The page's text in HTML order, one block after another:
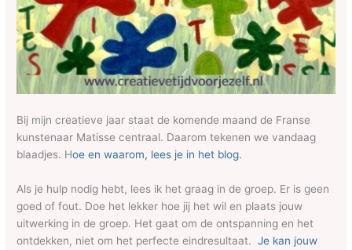
Bij mijn creatieve jaar staat de komende maand de Franse
kunstenaar Matisse centraal. Daarom tekenen we vandaag
blaadjes. Hoe en waarom, lees je in het blog.
Als je hulp nodig hebt, lees ik het graag in de groep. Er is geen
goed of fout. Doe het lekker hoe jij het wil en plaats jouw
uitwerking in de groep. Het gaat om de ontspanning en het
ontdekken, niet om het perfecte eindresultaat. Je kan jouw